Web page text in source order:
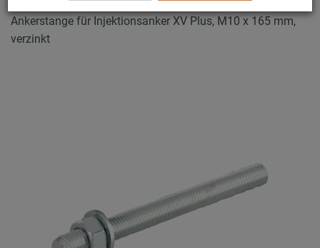
Ankerstange für Injektionsanker XV Plus, M10 x 165 mm,
verzinkt